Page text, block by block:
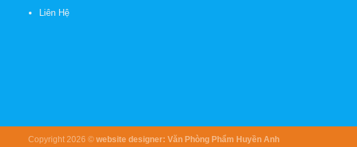
Liên Hệ
Copyright 2026 © website designer: Văn Phòng Phẩm Huyền Anh